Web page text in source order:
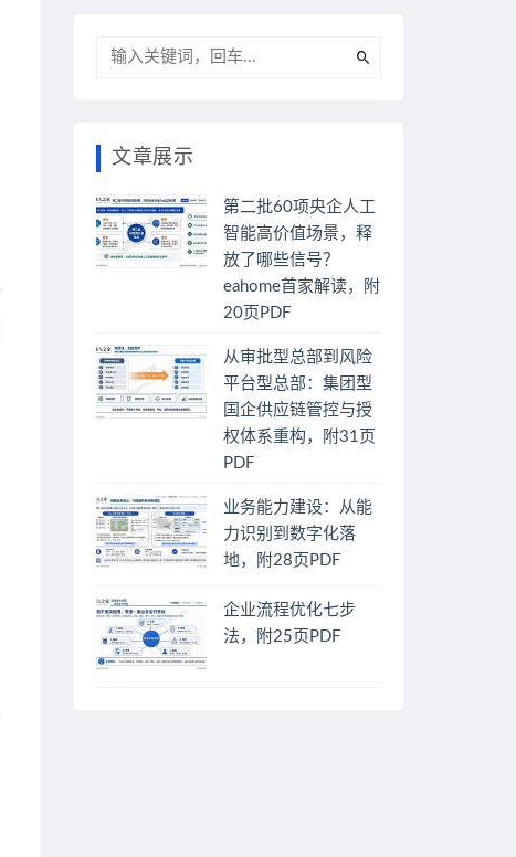
文章展示
第二批60项央企人工
智能高价值场景，释
放了哪些信号？
eahome首家解读，附
20页PDF
从审批型总部到风险
平台型总部：集团型
国企供应链管控与授
权体系重构，附31页
PDF
业务能力建设：从能
力识别到数字化落
地，附28页PDF
企业流程优化七步
法，附25页PDF